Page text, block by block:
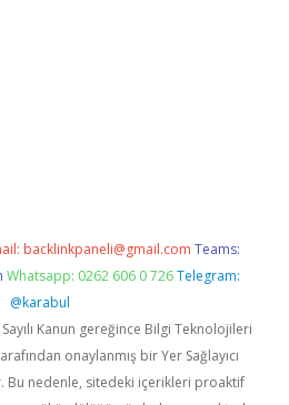
backlinkpaneli@gmail.com Teams:
Whatsapp: 0262 606 0 726 Telegram:
@karabul
Kanun gereğince Bilgi Teknolojileri
onaylanmış bir Yer Sağlayıcı
Bu nedenle, sitedeki içerikleri proaktif